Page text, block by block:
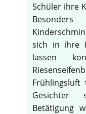
Schüler ihre
sich in ihre
lassen
Gesichter
Betätigung